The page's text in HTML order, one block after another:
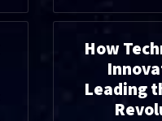
How
Leading